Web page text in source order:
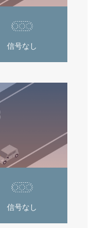
信号なし
信号なし